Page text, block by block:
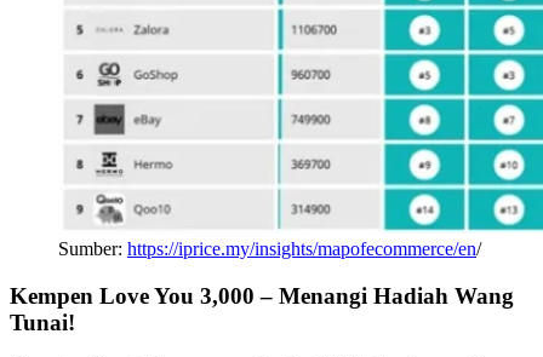
Sumber: https://iprice.my/insights/mapofecommerce/en/
Kempen Love You 3,000 – Menangi Hadiah Wang
Tunai!